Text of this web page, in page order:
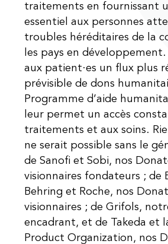
traitements en fournissant
essentiel aux personnes
troubles héréditaires de la
les pays en
aux patient·es un flux plus
prévisible de dons
Programme d’aide
leur permet un accès
traitements et aux soins.
ne serait possible sans le
de Sanofi et Sobi, nos
visionnaires fondateurs ; de
Behring et Roche, nos
visionnaires ; de Grifols,
encadrant, et de Takeda et
Product Organization, nos